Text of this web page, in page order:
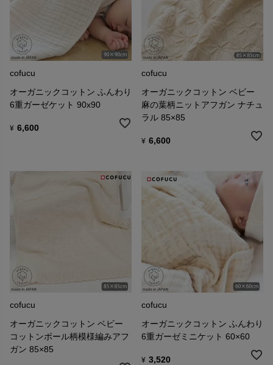
cofucu
オーガニックコットン ふんわり
6重ガーゼケット 90x90
¥ 6,600
cofucu
オーガニックコットン ベビー
麻の葉柄ニットアフガン ナチュ
ラル 85×85
¥ 6,600
cofucu
オーガニックコットン ベビー
コットンボール柄模様編みアフ
ガン 85×85
cofucu
オーガニックコットン ふんわり
6重ガーゼミニケット 60×60
¥ 3,520